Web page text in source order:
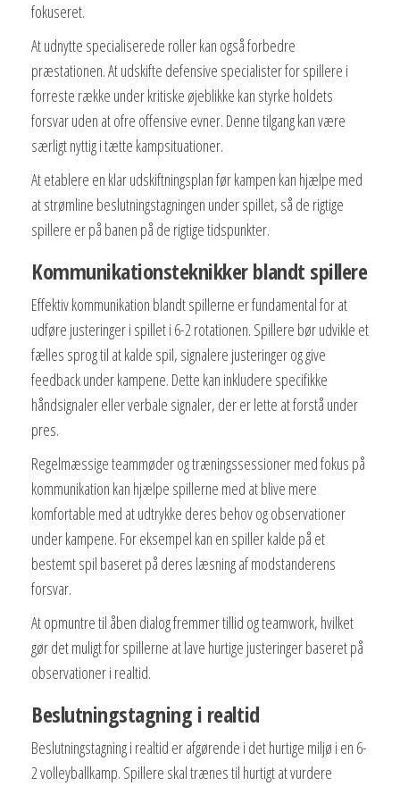
fokuseret.
At udnytte specialiserede roller kan også forbedre
præstationen. At udskifte defensive specialister for spillere i
forreste række under kritiske øjeblikke kan styrke holdets
forsvar uden at ofre offensive evner. Denne tilgang kan være
særligt nyttig i tætte kampsituationer.
At etablere en klar udskiftningsplan før kampen kan hjælpe med
at strømline beslutningstagningen under spillet, så de rigtige
spillere er på banen på de rigtige tidspunkter.
Kommunikationsteknikker blandt spillere
Effektiv kommunikation blandt spillerne er fundamental for at
udføre justeringer i spillet i 6-2 rotationen. Spillere bør udvikle et
fælles sprog til at kalde spil, signalere justeringer og give
feedback under kampene. Dette kan inkludere specifikke
håndsignaler eller verbale signaler, der er lette at forstå under
pres.
Regelmæssige teammøder og træningssessioner med fokus på
kommunikation kan hjælpe spillerne med at blive mere
komfortable med at udtrykke deres behov og observationer
under kampene. For eksempel kan en spiller kalde på et
bestemt spil baseret på deres læsning af modstanderens
forsvar.
At opmuntre til åben dialog fremmer tillid og teamwork, hvilket
gør det muligt for spillerne at lave hurtige justeringer baseret på
observationer i realtid.
Beslutningstagning i realtid
Beslutningstagning i realtid er afgørende i det hurtige miljø i en 6-
2 volleyballkamp. Spillere skal trænes til hurtigt at vurdere